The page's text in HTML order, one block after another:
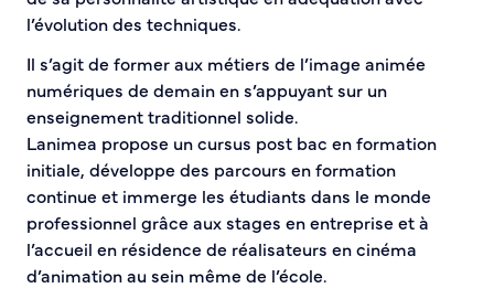
l’évolution des techniques.
Il s’agit de former aux métiers de l’image animée
numériques de demain en s’appuyant sur un
enseignement traditionnel solide.
Lanimea propose un cursus post bac en formation
initiale, développe des parcours en formation
continue et immerge les étudiants dans le monde
professionnel grâce aux stages en entreprise et à
l’accueil en résidence de réalisateurs en cinéma
d’animation au sein même de l’école.
Renov’ Enseigne
Risques majeurs
Taxe locale sur la Publicité Extérieure
Éclairage public
Plan Local d’Urbanisme (PLU)
Demande d’Occupation du Domaine Public
Sécurité tranquillité
Police municipale
Pré-plainte en ligne